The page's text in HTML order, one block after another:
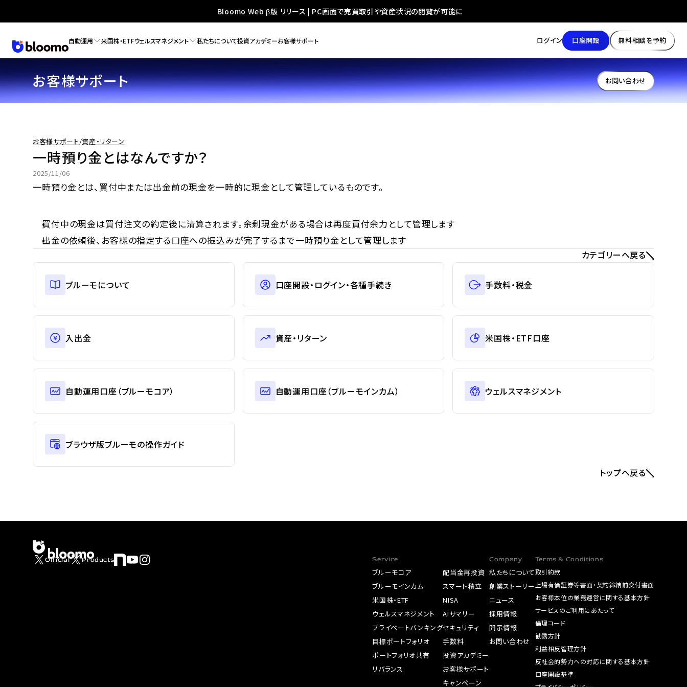
お客様サポート お問い合わせ
お客様サポート/資産・リターン
一時預り金とはなんですか？
2025/11/06
一時預り金とは、買付中または出金前の現金を一時的に現金として管理しているものです。
買付中の現金は買付注文の約定後に清算されます。余剰現金がある場合は再度買付余力として管理します
出金の依頼後、お客様の指定する口座への振込みが完了するまで一時預り金として管理します
カテゴリーへ戻る
ブルーモについて 口座開設・ログイン・各種手続き 手数料・税金
入出金 資産・リターン 米国株・ETF口座
自動運用口座（ブルーモコア） 自動運用口座（ブルーモインカム） ウェルスマネジメント
ブラウザ版ブルーモの操作ガイド
トップへ戻る
Bloomo Web β版 リリース | PC画面で売買取引や資産状況の閲覧が可能に
自動運用 米国株・ETFウェルスマネジメント 私たちについて投資アカデミーお客様サポート ログイン 口座開設 無料相談を予約
Official Products Service
ブルーモコア
ブルーモインカム
米国株・ETF
ウェルスマネジメント
プライベートバンキング
目標ポートフォリオ
ポートフォリオ共有
リバランス
配当金再投資
スマート積立
NISA
AIサマリー
セキュリティ
手数料
投資アカデミー
お客様サポート
キャンペーン
Company
私たちについて
創業ストーリー
ニュース
採用情報
開示情報
お問い合わせ
Terms & Conditions
取引約款
上場有価証券等書面・契約締結前交付書面
お客様本位の業務運営に関する基本方針
サービスのご利用にあたって
倫理コード
勧誘方針
利益相反管理方針
反社会的勢力への対応に関する基本方針
口座開設基準